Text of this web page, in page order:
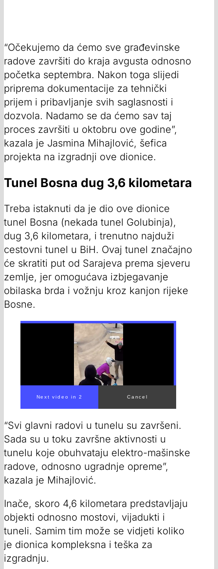
“Očekujemo da ćemo sve građevinske
radove završiti do kraja avgusta odnosno
početka septembra. Nakon toga slijedi
priprema dokumentacije za tehnički
prijem i pribavljanje svih saglasnosti i
dozvola. Nadamo se da ćemo sav taj
proces završiti u oktobru ove godine”,
kazala je Jasmina Mihajlović, šefica
projekta na izgradnji ove dionice.
Tunel Bosna dug 3,6 kilometara
Treba istaknuti da je dio ove dionice
tunel Bosna (nekada tunel Golubinja),
dug 3,6 kilometara, i trenutno najduži
cestovni tunel u BiH. Ovaj tunel značajno
će skratiti put od Sarajeva prema sjeveru
zemlje, jer omogućava izbjegavanje
obilaska brda i vožnju kroz kanjon rijeke
Bosne.
“Svi glavni radovi u tunelu su završeni.
Sada su u toku završne aktivnosti u
tunelu koje obuhvataju elektro-mašinske
radove, odnosno ugradnje opreme”,
kazala je Mihajlović.
Inače, skoro 4,6 kilometara predstavljaju
objekti odnosno mostovi, vijadukti i
tuneli. Samim tim može se vidjeti koliko
je dionica kompleksna i teška za
izgradnju.